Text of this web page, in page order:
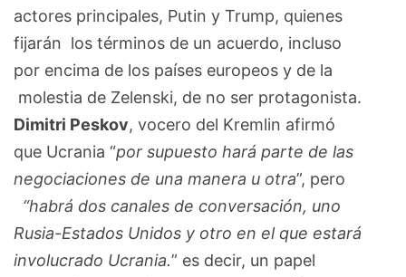
actores principales, Putin y Trump, quienes
fijarán los términos de un acuerdo, incluso
por encima de los países europeos y de la
molestia de Zelenski, de no ser protagonista.
Dimitri Peskov, vocero del Kremlin afirmó
que Ucrania “por supuesto hará parte de las
negociaciones de una manera u otra”, pero
“habrá dos canales de conversación, uno
Rusia-Estados Unidos y otro en el que estará
involucrado Ucrania.” es decir, un papel